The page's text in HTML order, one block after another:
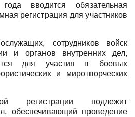
вводится обязательная
регистрация для участников
сотрудников войск
и органов внутренних дел,
для участия в боевых
и миротворческих
регистрации подлежит
обеспечивающий проведение